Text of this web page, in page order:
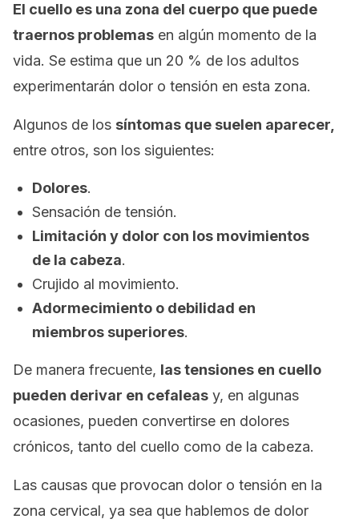
El cuello es una zona del cuerpo que puede
traernos problemas en algún momento de la
vida. Se estima que un 20 % de los adultos
experimentarán dolor o tensión en esta zona.
Algunos de los síntomas que suelen aparecer,
entre otros, son los siguientes:
Dolores.
Sensación de tensión.
Limitación y dolor con los movimientos
de la cabeza.
Crujido al movimiento.
Adormecimiento o debilidad en
miembros superiores.
De manera frecuente, las tensiones en cuello
pueden derivar en cefaleas y, en algunas
ocasiones, pueden convertirse en dolores
crónicos, tanto del cuello como de la cabeza.
Las causas que provocan dolor o tensión en la
zona cervical, ya sea que hablemos de dolor